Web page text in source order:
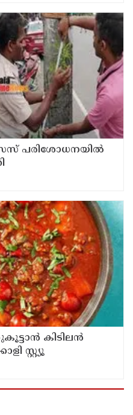
പരിശോധനയിൽ
കിടിലൻ
സ്റ്റ്യൂ